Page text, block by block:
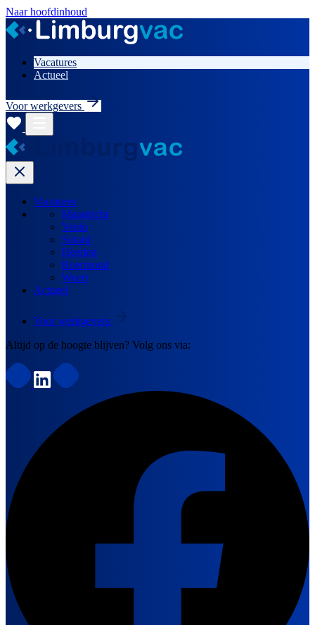
Naar hoofdinhoud
Vacatures
Actueel
Voor werkgevers
Vacatures
Maastricht
Venlo
Sittard
Heerlen
Roermond
Weert
Actueel
Voor werkgevers
Altijd op de hoogte blijven? Volg ons via: